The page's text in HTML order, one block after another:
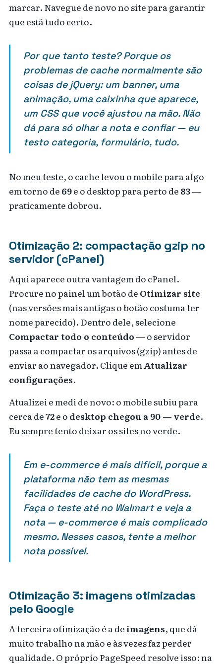
marcar. Navegue de novo no site para garantir
que está tudo certo.
Por que tanto teste? Porque os
problemas de cache normalmente são
coisas de jQuery: um banner, uma
animação, uma caixinha que aparece,
um CSS que você ajustou na mão. Não
dá para só olhar a nota e confiar — eu
testo categoria, formulário, tudo.
No meu teste, o cache levou o mobile para algo
em torno de69e o desktop para perto de83—
praticamente dobrou.
Otimização 2: compactação gzip no
servidor (cPanel)
Aqui aparece outra vantagem do cPanel.
Procure no painel um botão deOtimizar site
(nas versões mais antigas o botão costuma ter
nome parecido). Dentro dele, selecione
Compactar todo o conteúdo— o servidor
passa a compactar os arquivos (gzip) antes de
enviar ao navegador. Clique emAtualizar
configurações.
Atualizei e medi de novo: o mobile subiu para
cerca de72e odesktop chegou a 90 — verde.
Eu sempre tento deixar os sites no verde.
Em e-commerce é mais difícil, porque a
plataforma não tem as mesmas
facilidades de cache do WordPress.
Faça o teste até no Walmart e veja a
nota — e-commerce é mais complicado
mesmo. Nesses casos, tente a melhor
nota possível.
Otimização 3: imagens otimizadas
pelo Google
A terceira otimização é a deimagens, que dá
muito trabalho na mão e às vezes faz perder
qualidade. O próprio PageSpeed resolve isso: na